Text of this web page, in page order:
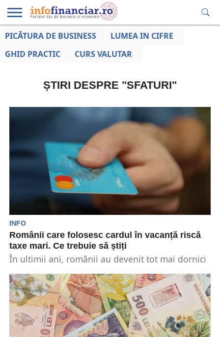
EDUCAȚIE
LA ZI
AFACERILOR
PICĂTURA DE BUSINESS
LUMEA IN CIFRE
GHID PRACTIC
CURS VALUTAR
ȘTIRI DESPRE "SFATURI"
INFO
Românii care folosesc cardul în vacanță riscă
taxe mari. Ce trebuie să știți
În ultimii ani, românii au devenit tot mai dornici